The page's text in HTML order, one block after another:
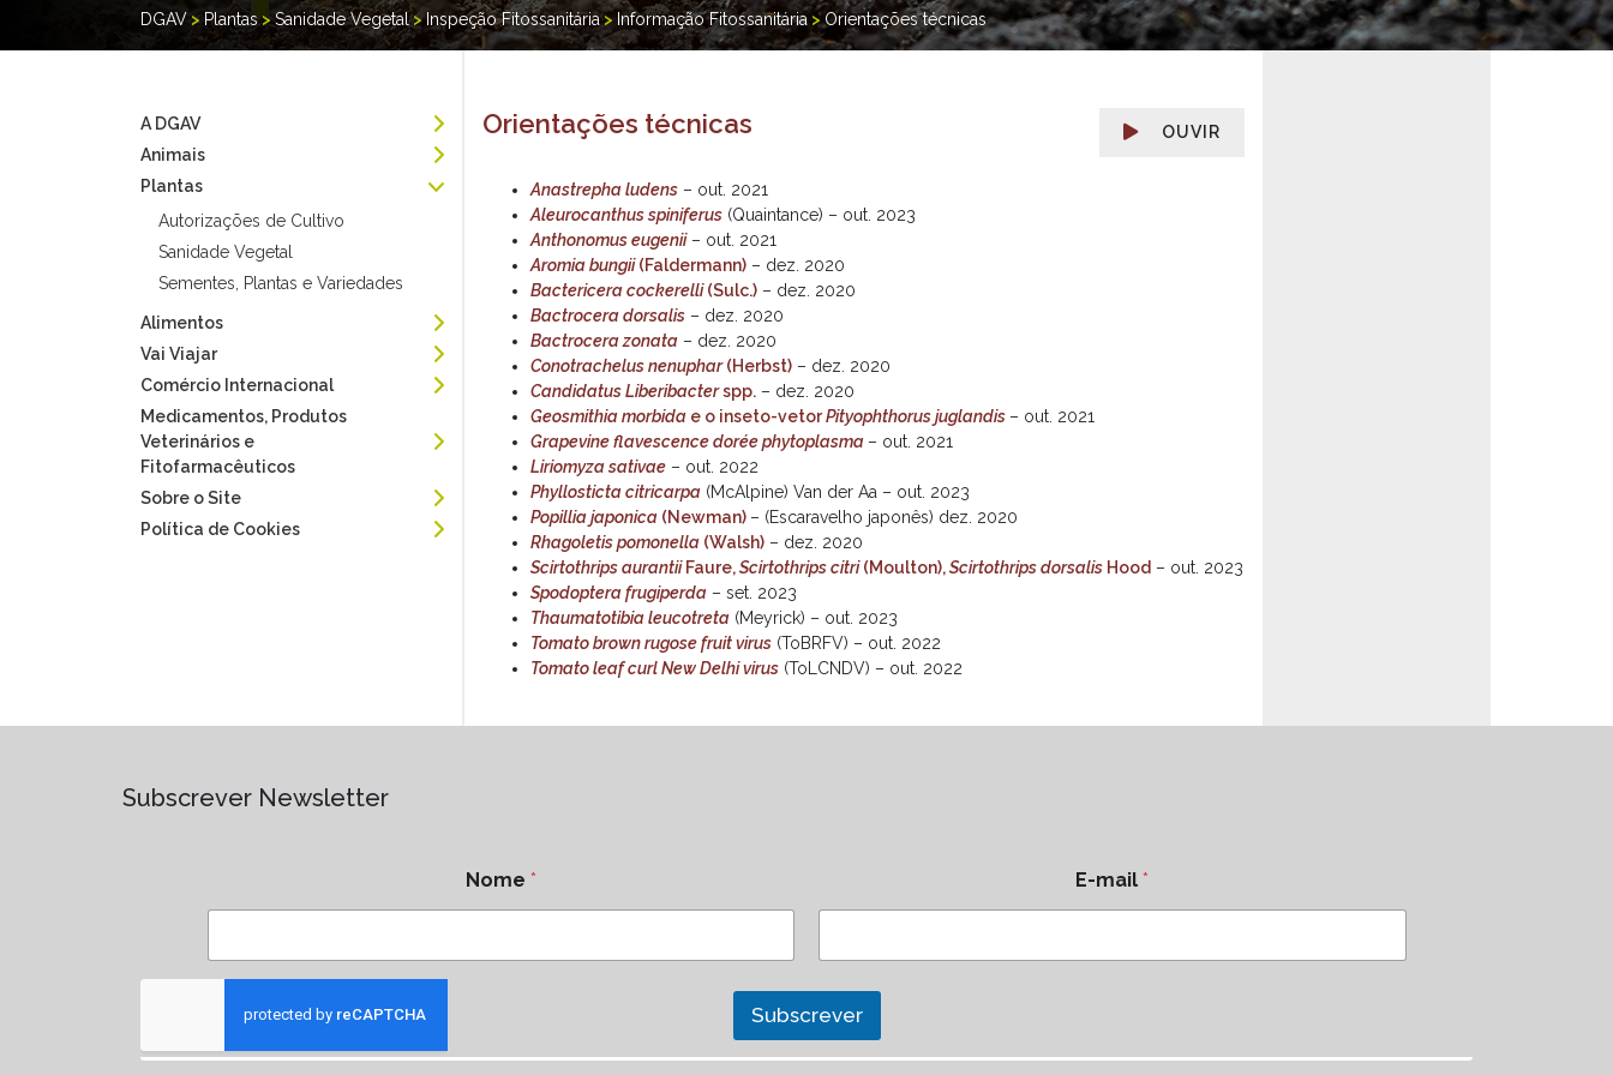
DGAV>Plantas>Sanidade Vegetal> Inspeção Fitossanitária> Informação Fitossanitária > Orientações técnicas
A DGAV
Animais
Plantas
Autorizações de Cultivo
Sanidade Vegetal
Sementes, Plantas e Variedades
Alimentos
Vai Viajar
Comércio Internacional
Medicamentos, Produtos
Veterinários e
Fitofarmacêuticos
Sobre o Site
Política de Cookies
OUVIR
Orientações técnicas
Anastrepha ludens – out. 2021
Aleurocanthus spiniferus (Quaintance) – out. 2023
Anthonomus eugenii– out. 2021
Aromia bungii(Faldermann) – dez. 2020
Bactericera cockerelli(Sulc.) – dez. 2020
Bactrocera dorsalis – dez. 2020
Bactrocera zonata – dez. 2020
Conotrachelus nenuphar(Herbst) – dez. 2020
Candidatus Liberibacterspp. – dez. 2020
Geosmithia morbida e o inseto-vetorPityophthorus juglandis – out. 2021
Grapevine flavescence dorée phytoplasma – out. 2021
Liriomyza sativae – out. 2022
Phyllosticta citricarpa (McAlpine) Van der Aa – out. 2023
Popillia japonica (Newman) – (Escaravelho japonês) dez. 2020
Rhagoletis pomonella (Walsh) – dez. 2020
Scirtothrips aurantiiFaure,Scirtothrips citri(Moulton),Scirtothrips dorsalis Hood – out. 2023
Spodoptera frugiperda – set. 2023
Thaumatotibia leucotreta (Meyrick) – out. 2023
Tomato brown rugose fruit virus (ToBRFV) – out. 2022
Tomato leaf curl New Delhi virus (ToLCNDV) – out. 2022
Subscrever Newsletter
Nome * E-mail*
Subscrever